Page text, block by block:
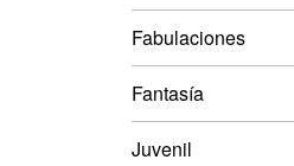
Fabulaciones
Fantasía
Juvenil